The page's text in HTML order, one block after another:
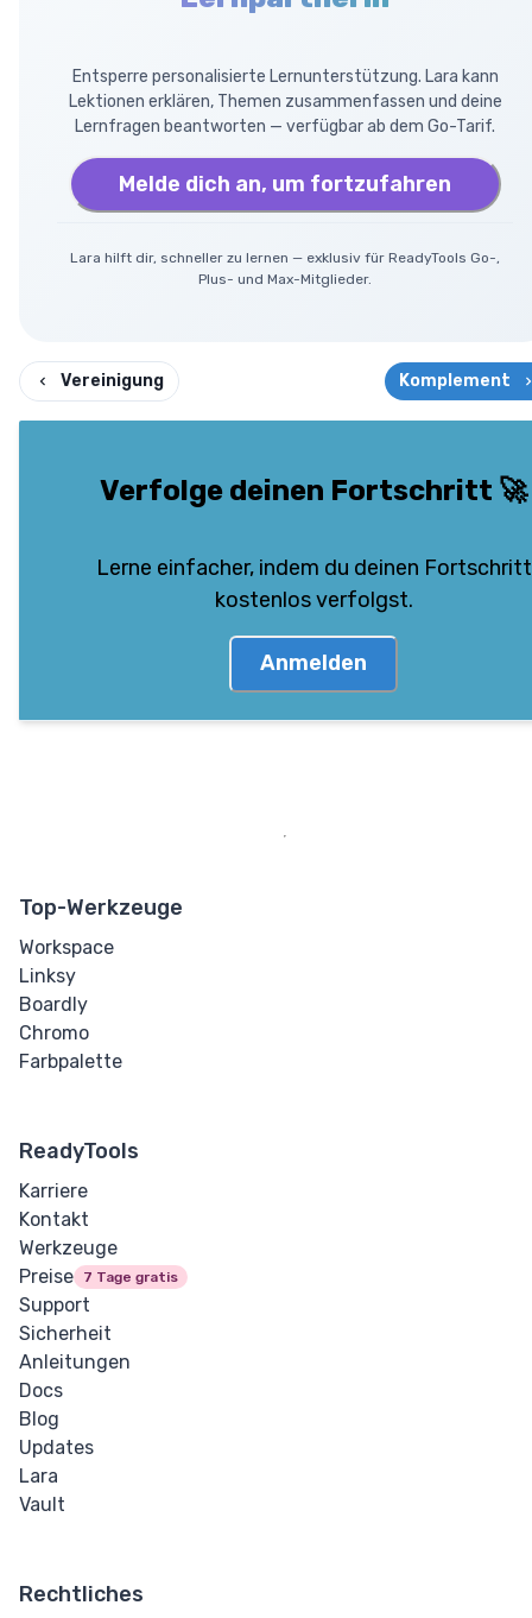
Entsperre personalisierte Lernunterstützung. Lara kann
Lektionen erklären, Themen zusammenfassen und deine
Lernfragen beantworten — verfügbar ab dem Go-Tarif.
Melde dich an, um fortzufahren
Lara hilft dir, schneller zu lernen — exklusiv für ReadyTools Go-,
Plus- und Max-Mitglieder.
Vereinigung Komplement
Verfolge deinen Fortschritt 🚀
Lerne einfacher, indem du deinen Fortschritt
kostenlos verfolgst.
Anmelden
Top-Werkzeuge
Workspace
Linksy
Boardly
Chromo
Farbpalette
ReadyTools
Karriere
Kontakt
Werkzeuge
Preise
7 Tage gratis
Support
Sicherheit
Anleitungen
Docs
Blog
Updates
Lara
Vault
Rechtliches